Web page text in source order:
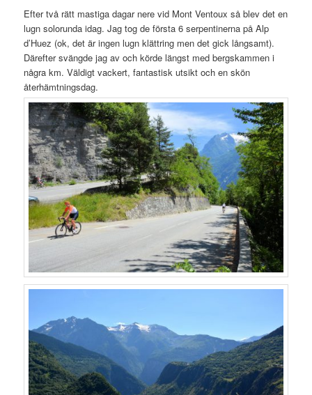
Efter två rätt mastiga dagar nere vid Mont Ventoux så blev det en
lugn solorunda idag. Jag tog de första 6 serpentinerna på Alp
d’Huez (ok, det är ingen lugn klättring men det gick långsamt).
Därefter svängde jag av och körde längst med bergskammen i
några km. Väldigt vackert, fantastisk utsikt och en skön
återhämtningsdag.